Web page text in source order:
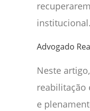
institucional.
Advogado
Neste
reabilitação
e